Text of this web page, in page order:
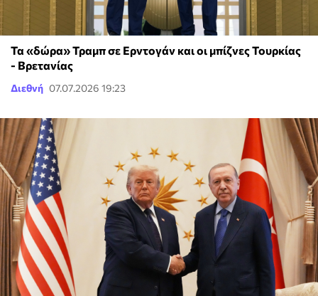
Τα «δώρα» Τραμπ σε Ερντογάν και οι μπίζνες Τουρκίας
- Βρετανίας
Διεθνή 07.07.2026 19:23